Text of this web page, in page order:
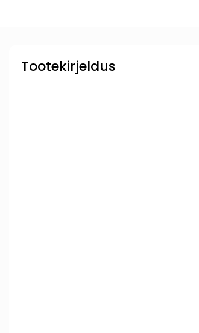
Tootekirjeldus